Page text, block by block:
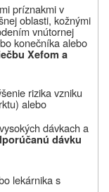
príznakmi v
oblasti, kožnými
vnútornej
konečníka alebo
Xefom a
rizika vzniku
alebo
dávkach a
dávku
lekárnika s